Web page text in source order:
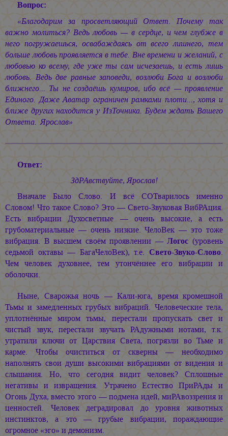
Вопрос:
«Благодарим за просветляющий Ответ. Почему так
важно молиться? Ведь любовь — в сердце, и чем глубже в
него погружаешься, освабаждаясь от всего лишнего, тем
больше любовь проявляется в тебе. Вне времени и желаний, с
любовью ко всему, где уже ты сам исчезаешь, и есть лишь
любовь. Ведь две равные заповеди, возлюби Бога и возлюби
ближнего... Ты не создаёшь кумиров, ибо всё — проявление
Единого. Даже Аватар ограничен рамками плоти..., хотя и
ближе других находится у ИзТочника. Будем ждать Вашего
Ответа. Ярослав»
Ответ:
ЗдРАвствуйте, Ярослав!
Вначале Было Слово. И всё СОТварилось именно
Словом! Что такое Слово? Это — Свето-Звуковая ВибРАция.
Есть вибрации Духосветные — очень высокие, а есть
грубоматериальные — очень низкие. ЧелоВек — это тоже
вибрация. В высшем своём проявлении —Логос (уровень
седьмой октавы — БагаЧелоВек), т.е. Свето-Звуко-Слово.
Чем человек духовнее, тем утончённее его вибрации и
оболочки.
Ныне, Сварожья ночь — Кали-юга, время кромешной
Тьмы и замедленных грубых вибраций. Человеческие тела,
уплотнённые миром тьмы, перестали пропускать свет и
чистый звук, перестали звучать РАдужными нотами, т.к.
утратили ключи от Царствия Света, погрязли во Тьме и
карме. Чтобы очиститься от скверны — необходимо
наполнять свои души высокими вибрациями от видения и
слышания. Но, что сегодня видит человек? Сплошные
негативы и извращения. Утрачено Естество ПриРАды и
Огонь Духа, вместо этого — подмена идей, миРАвоззрения и
ценностей. Человек деградировал до уровня животных
инстинктов, а это — грубые вибрации, пораждающие
огромное «эго» и демонизм.